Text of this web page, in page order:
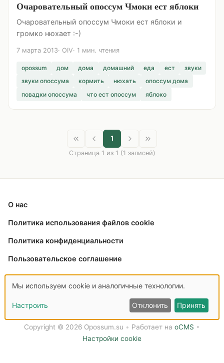
Очаровательный опоссум Чмоки ест яблоки
Очаровательный опоссум Чмоки ест яблоки и
громко нюхает :-)
7 марта 2013 OIV 1 мин. чтения
opossum дом дома домашний еда ест
звуки
звуки опоссума
кормить нюхать
опоссум дома
повадки опоссума
что ест опоссум яблоко
1
Страница 1 из 1 (1 записей)
О нас
Политика использования файлов cookie
Политика конфиденциальности
Пользовательское соглашение
Связаться с нами
Copyright © 2026 Opossum.su • Работает на oCMS •
Настройки cookie
Мы используем cookie и аналогичные технологии.
Настроить Отклонить Принять